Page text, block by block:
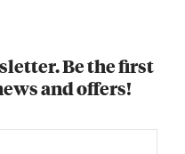
Be the first
and offers!